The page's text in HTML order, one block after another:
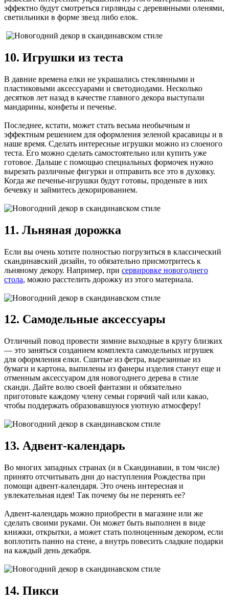
эффектно будут смотреться гирлянды с деревянными оленями,
светильники в форме звезд либо елок.
10. Игрушки из теста
В давние времена елки не украшались стеклянными и
пластиковыми аксессуарами и светодиодами. Несколько
десятков лет назад в качестве главного декора выступали
мандарины, конфеты и печенье.
Последнее, кстати, может стать весьма необычным и
эффектным решением для оформления зеленой красавицы и в
наше время. Сделать интересные игрушки можно из слоеного
теста. Его можно сделать самостоятельно или купить уже
готовое. Дальше с помощью специальных формочек нужно
вырезать различные фигурки и отправить все это в духовку.
Когда же печенье-игрушки будут готовы, проденьте в них
бечевку и займитесь декорированием.
11. Льняная дорожка
Если вы очень хотите полностью погрузиться в классический
скандинавский дизайн, то обязательно присмотритесь к
льняному декору. Например, при сервировке новогоднего
стола, можно расстелить дорожку из этого материала.
12. Самодельные аксессуары
Отличный повод провести зимние выходные в кругу близких
— это заняться созданием комплекта самодельных игрушек
для оформления елки. Сшитые из фетра, вырезанные из
бумаги и картона, выпилены из фанеры изделия станут еще и
отменным аксессуаром для новогоднего дерева в стиле
сканди. Дайте волю своей фантазии и обязательно
приготовьте каждому члену семьи горячий чай или какао,
чтобы поддержать образовавшуюся уютную атмосферу!
13. Адвент-календарь
Во многих западных странах (и в Скандинавии, в том числе)
принято отсчитывать дни до наступления Рождества при
помощи адвент-календаря. Это очень интересная и
увлекательная идея! Так почему бы не перенять ее?
Адвент-календарь можно приобрести в магазине или же
сделать своими руками. Он может быть выполнен в виде
книжки, открытки, а может стать полноценным декором, если
воплотить панно на стене, а внутрь повесить сладкие подарки
на каждый день декабря.
14. Пикси